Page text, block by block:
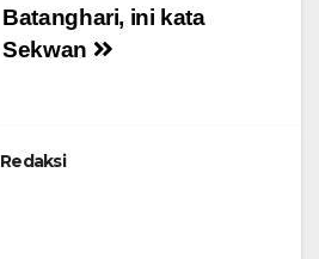
Batanghari, ini kata
Sekwan
Redaksi